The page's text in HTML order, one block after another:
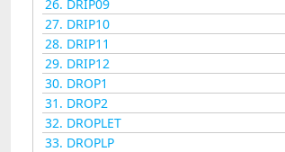
26. DRIP09
27. DRIP10
28. DRIP11
29. DRIP12
30. DROP1
31. DROP2
32. DROPLET
33. DROPLP